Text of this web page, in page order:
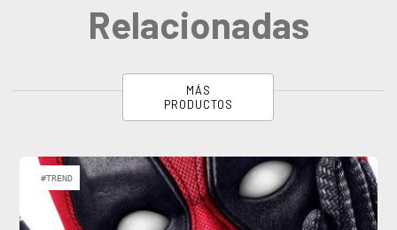
Relacionadas
MÁS
PRODUCTOS
#TREND